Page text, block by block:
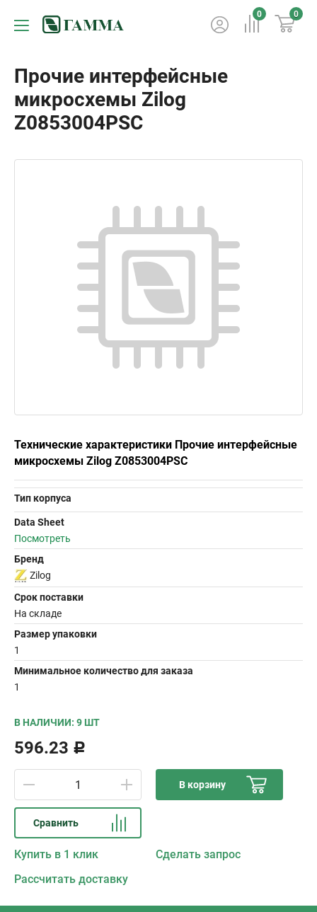
0 0
Прочие интерфейсные
микросхемы Zilog
Z0853004PSC
Технические характеристики Прочие интерфейсные
микросхемы Zilog Z0853004PSC
Тип корпуса
Data Sheet
Посмотреть
Бренд
Zilog
Срок поставки
На складе
Размер упаковки
1
Минимальное количество для заказа
1
В НАЛИЧИИ: 9 ШТ
596.23 Р
В корзину
Сравнить
Купить в 1 клик
Сделать запрос
Рассчитать доставку